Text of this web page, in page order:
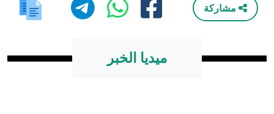
مشاركة
ميديا الخبر